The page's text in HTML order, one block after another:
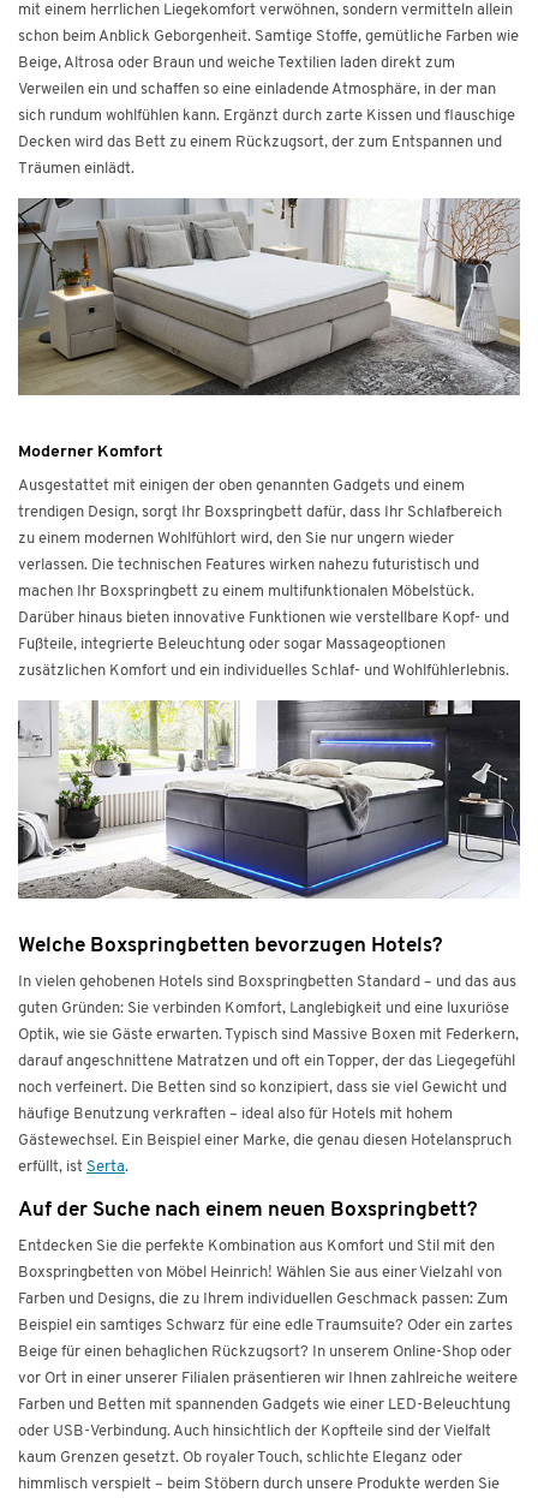
mit einem herrlichen Liegekomfort verwöhnen, sondern vermitteln allein
schon beim Anblick Geborgenheit. Samtige Stoffe, gemütliche Farben wie
Beige, Altrosa oder Braun und weiche Textilien laden direkt zum
Verweilen ein und schaffen so eine einladende Atmosphäre, in der man
sich rundum wohlfühlen kann. Ergänzt durch zarte Kissen und flauschige
Decken wird das Bett zu einem Rückzugsort, der zum Entspannen und
Träumen einlädt.
Moderner Komfort
Ausgestattet mit einigen der oben genannten Gadgets und einem
trendigen Design, sorgt Ihr Boxspringbett dafür, dass Ihr Schlafbereich
zu einem modernen Wohlfühlort wird, den Sie nur ungern wieder
verlassen. Die technischen Features wirken nahezu futuristisch und
machen Ihr Boxspringbett zu einem multifunktionalen Möbelstück.
Darüber hinaus bieten innovative Funktionen wie verstellbare Kopf- und
Fußteile, integrierte Beleuchtung oder sogar Massageoptionen
zusätzlichen Komfort und ein individuelles Schlaf- und Wohlfühlerlebnis.
Welche Boxspringbetten bevorzugen Hotels?
In vielen gehobenen Hotels sind Boxspringbetten Standard – und das aus
guten Gründen: Sie verbinden Komfort, Langlebigkeit und eine luxuriöse
Optik, wie sie Gäste erwarten. Typisch sind Massive Boxen mit Federkern,
darauf angeschnittene Matratzen und oft ein Topper, der das Liegegefühl
noch verfeinert. Die Betten sind so konzipiert, dass sie viel Gewicht und
häufige Benutzung verkraften – ideal also für Hotels mit hohem
Gästewechsel. Ein Beispiel einer Marke, die genau diesen Hotelanspruch
erfüllt, ist Serta.
Auf der Suche nach einem neuen Boxspringbett?
Entdecken Sie die perfekte Kombination aus Komfort und Stil mit den
Boxspringbetten von Möbel Heinrich! Wählen Sie aus einer Vielzahl von
Farben und Designs, die zu Ihrem individuellen Geschmack passen: Zum
Beispiel ein samtiges Schwarz für eine edle Traumsuite? Oder ein zartes
Beige für einen behaglichen Rückzugsort? In unserem Online-Shop oder
vor Ort in einer unserer Filialen präsentieren wir Ihnen zahlreiche weitere
Farben und Betten mit spannenden Gadgets wie einer LED-Beleuchtung
oder USB-Verbindung. Auch hinsichtlich der Kopfteile sind der Vielfalt
kaum Grenzen gesetzt. Ob royaler Touch, schlichte Eleganz oder
himmlisch verspielt – beim Stöbern durch unsere Produkte werden Sie